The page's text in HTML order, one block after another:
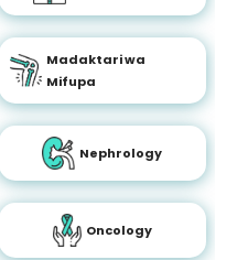
Madaktari wa
Mifupa
Nephrology
Oncology